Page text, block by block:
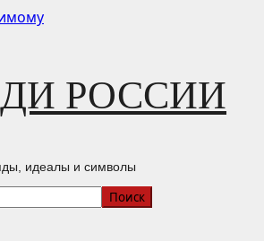
РОССИИ
идеалы и символы